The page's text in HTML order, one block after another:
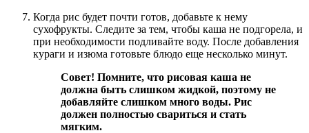
Когда рис будет почти готов, добавьте к нему
сухофрукты. Следите за тем, чтобы каша не подгорела, и
при необходимости подливайте воду. После добавления
кураги и изюма готовьте блюдо еще несколько минут.
Совет! Помните, что рисовая каша не
должна быть слишком жидкой, поэтому не
добавляйте слишком много воды. Рис
должен полностью свариться и стать
мягким.